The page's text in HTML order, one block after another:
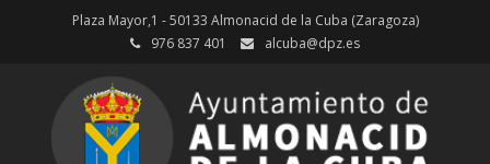
Plaza Mayor,1 - 50133 Almonacid de la Cuba (Zaragoza)
976 837 401
alcuba@dpz.es